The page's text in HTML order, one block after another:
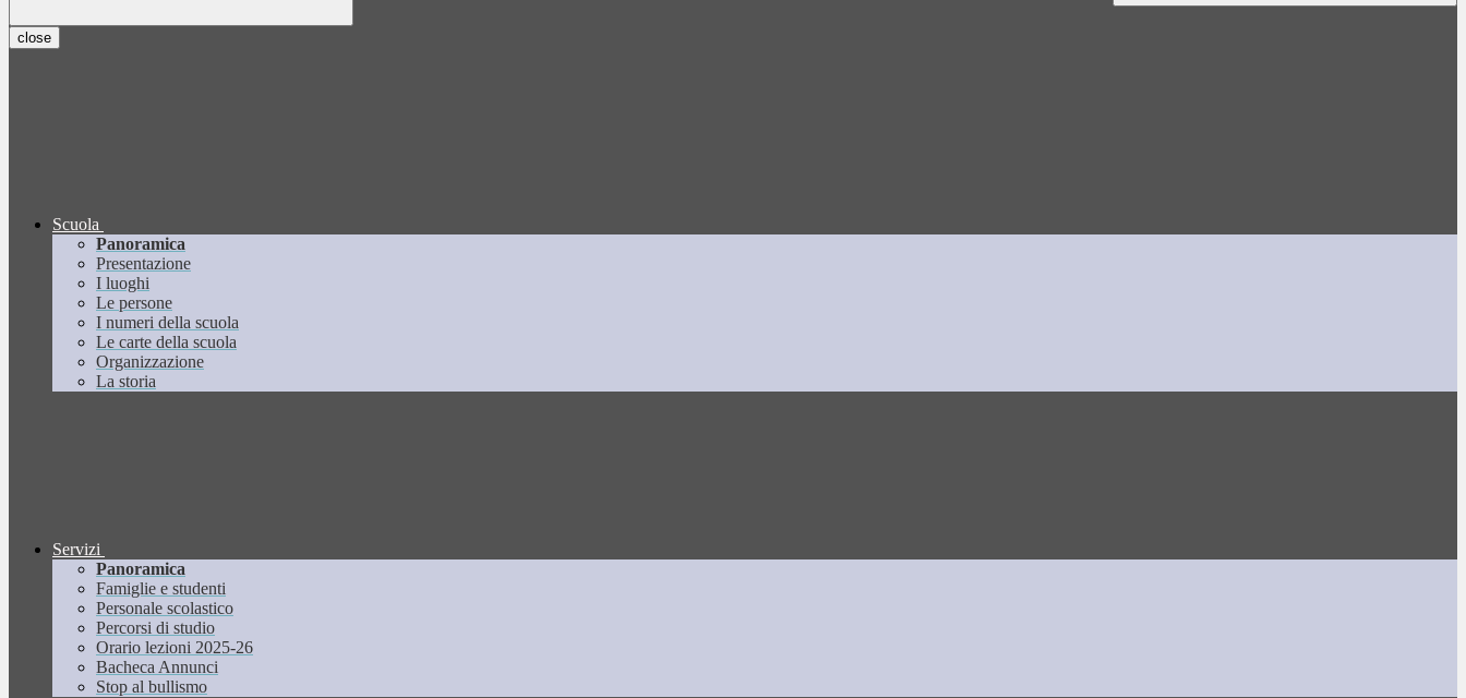
close
Scuola
Panoramica
Presentazione
I luoghi
Le persone
I numeri della scuola
Le carte della scuola
Organizzazione
La storia
Servizi
Panoramica
Famiglie e studenti
Personale scolastico
Percorsi di studio
Orario lezioni 2025-26
Bacheca Annunci
Stop al bullismo